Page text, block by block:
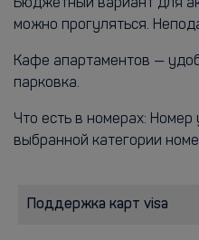
Бюджетный вариант для
можно прогуляться.
Кафе апартаментов —
парковка.
Что есть в номерах:
выбранной категории
Поддержка карт visa